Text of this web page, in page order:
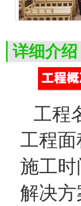
详细介绍
工程
工程面
施工时
解决